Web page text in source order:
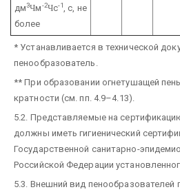
дм3Чм-2Чс-1 , с, не
более
* Устанавливается в технической
пенообразователь.
** При образовании огнетушащей
кратности (см. пп. 4.9–4.13).
5.2. Представляемые на
должны иметь гигиенический
Государственной санитарно-
Российской Федерации
5.3. Внешний вид пенообразователей